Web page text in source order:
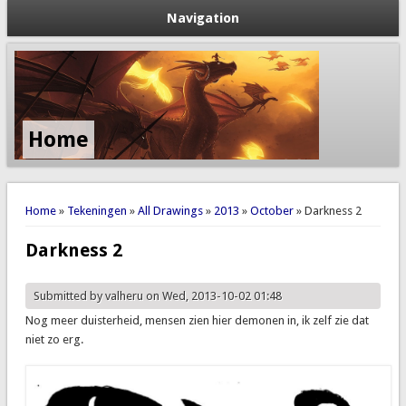
Navigation
Home
You are here
Home» Tekeningen » All Drawings» 2013 » October» Darkness 2
Darkness 2
Submitted byvalheruon Wed, 2013-10-02 01:48
Nog meer duisterheid, mensen zien hier demonen in, ik zelf zie dat
niet zo erg.